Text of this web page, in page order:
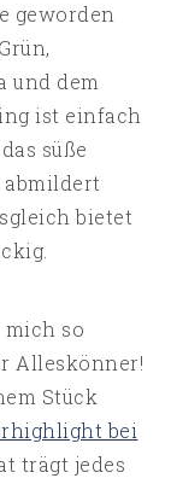
geworden
und dem
ist einfach
süße
abmildert
bietet
mich so
Alleskönner!
Stück
bei
trägt jedes